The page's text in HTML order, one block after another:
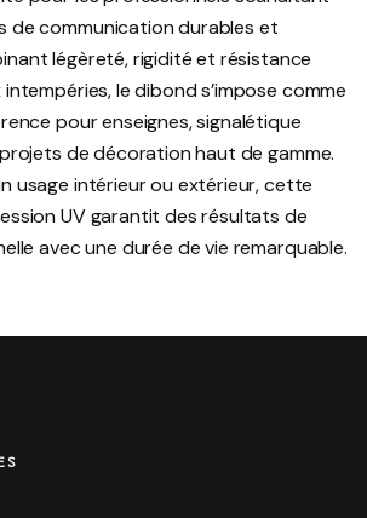
de communication durables et
légèreté, rigidité et résistance
le dibond s’impose comme
pour enseignes, signalétique
de décoration haut de gamme.
usage intérieur ou extérieur, cette
UV garantit des résultats de
avec une durée de vie remarquable.